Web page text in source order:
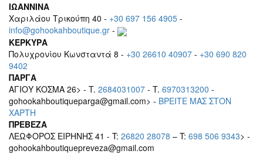
ΙΩΑΝΝΙΝΑ
Χαριλάου Τρικούπη 40 - +30 697 156 4905 -
info@gohookahboutique.gr -
ΚΕΡΚΥΡΑ
Πολυχρονίου Κωνσταντά 8 - +30 26610 40907 - +30 690 820
9402
ΠΑΡΓΑ
ΑΓΙΟΥ ΚΟΣΜΑ 26> - T. 2684031007 - T. 6970313200 -
gohookahboutiqueparga@gmail.com> - BΡEITE MAΣ ΣΤΟΝ
ΧΑΡΤΗ
ΠΡΕΒΕΖΑ
ΛΕΩΦΟΡΟΣ ΕΙΡΗΝΗΣ 41 - T: 26820 28078 – T: 698 506 9343> -
gohookahboutiquepreveza@gmail.com